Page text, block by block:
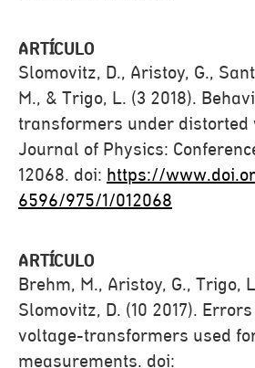
ARTÍCULO
Slomovitz, D., Aristoy, G.,
M., & Trigo, L. (3 2018).
transformers under distorted
Journal of Physics:
12068. doi: https://
6596/975/1/012068
ARTÍCULO
Brehm, M., Aristoy, G., Trigo,
Slomovitz, D. (10 2017).
voltage-transformers used
measurements. doi: